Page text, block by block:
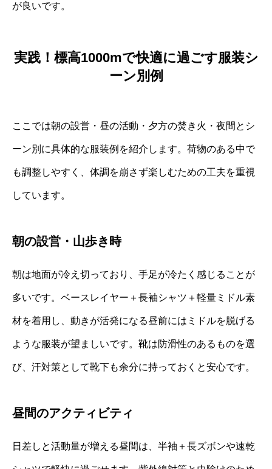
が良いです。
実践！標高1000mで快適に過ごす服装シ
ーン別例
ここでは朝の設営・昼の活動・夕方の焚き火・夜間とシ
ーン別に具体的な服装例を紹介します。荷物のある中で
も調整しやすく、体調を崩さず楽しむための工夫を重視
しています。
朝の設営・山歩き時
朝は地面が冷え切っており、手足が冷たく感じることが
多いです。ベースレイヤー＋長袖シャツ＋軽量ミドル素
材を着用し、動きが活発になる昼前にはミドルを脱げる
ような服装が望ましいです。靴は防滑性のあるものを選
び、汗対策として靴下も余分に持っておくと安心です。
昼間のアクティビティ
日差しと活動量が増える昼間は、半袖＋長ズボンや速乾